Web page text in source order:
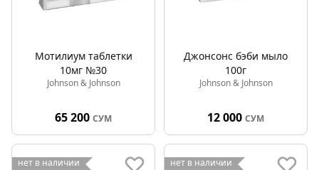
Мотилиум таблетки
10мг №30
Johnson & Johnson
65 200 СУМ
Джонсонс бэби мыло
100г
Johnson & Johnson
12 000 СУМ
нет в наличии нет в наличии